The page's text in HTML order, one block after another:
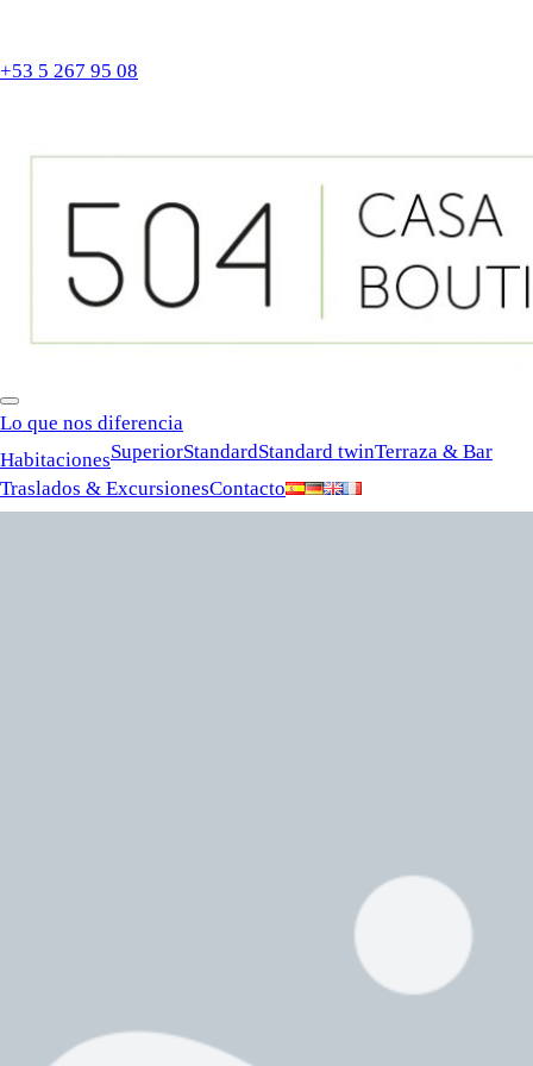
+53 5 267 95 08
Lo que nos diferencia
HabitacionesSuperiorStandardStandard twinTerraza & Bar
Traslados & ExcursionesContacto